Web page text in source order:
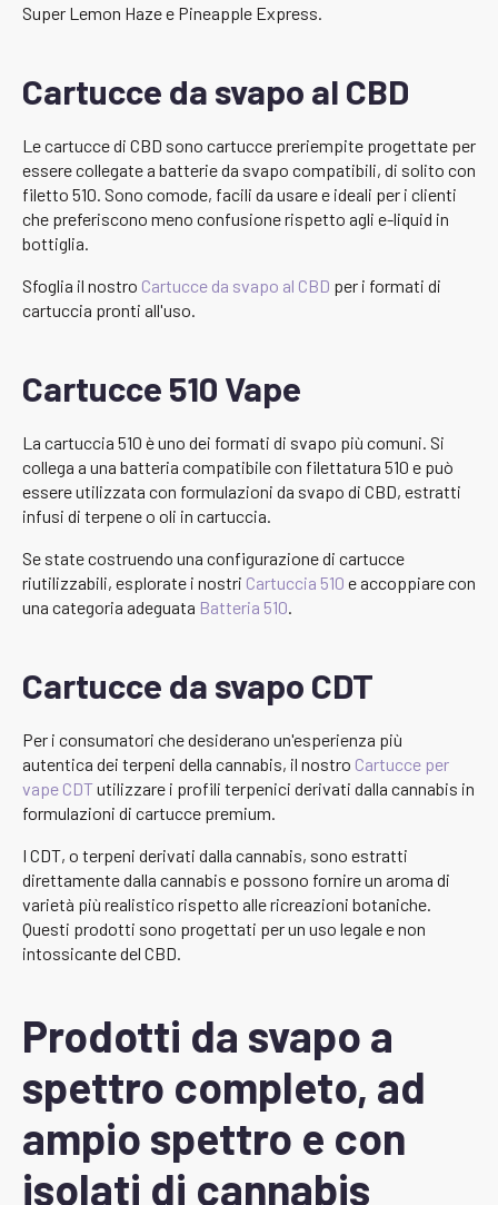
Super Lemon Haze e Pineapple Express.
Cartucce da svapo al CBD
Le cartucce di CBD sono cartucce preriempite progettate per
essere collegate a batterie da svapo compatibili, di solito con
filetto 510. Sono comode, facili da usare e ideali per i clienti
che preferiscono meno confusione rispetto agli e-liquid in
bottiglia.
Sfoglia il nostro Cartucce da svapo al CBD per i formati di
cartuccia pronti all'uso.
Cartucce 510 Vape
La cartuccia 510 è uno dei formati di svapo più comuni. Si
collega a una batteria compatibile con filettatura 510 e può
essere utilizzata con formulazioni da svapo di CBD, estratti
infusi di terpene o oli in cartuccia.
Se state costruendo una configurazione di cartucce
riutilizzabili, esplorate i nostri Cartuccia 510 e accoppiare con
una categoria adeguata Batteria 510.
Cartucce da svapo CDT
Per i consumatori che desiderano un'esperienza più
autentica dei terpeni della cannabis, il nostro Cartucce per
vape CDTutilizzare i profili terpenici derivati dalla cannabis in
formulazioni di cartucce premium.
I CDT, o terpeni derivati dalla cannabis, sono estratti
direttamente dalla cannabis e possono fornire un aroma di
varietà più realistico rispetto alle ricreazioni botaniche.
Questi prodotti sono progettati per un uso legale e non
intossicante del CBD.
Prodotti da svapo a
spettro completo, ad
ampio spettro e con
isolati di cannabis